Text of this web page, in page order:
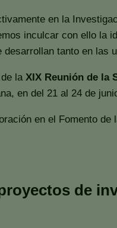
en la
inculcar con ello la
tanto en las
la XIX Reunión de la
en del 21 al 24 de
en el Fomento
de